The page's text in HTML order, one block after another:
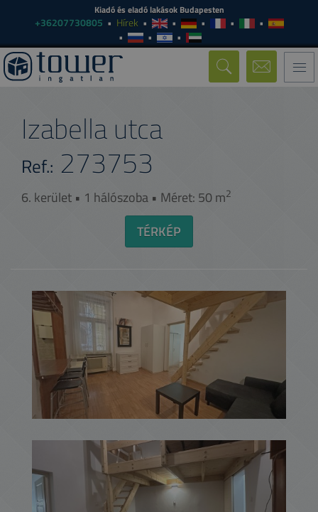
Kiadó és eladó lakások Budapesten
+36207730805 Hírek
Izabella utca
Ref.: 273753
6. kerület • 1 hálószoba • Méret: 50 m2
TÉRKÉP